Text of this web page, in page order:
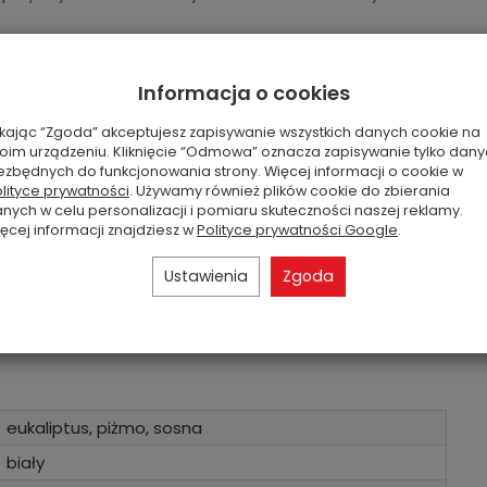
spalanie i wzmocnić zapach. Pozwól świecy
palenia, aby zapobiec tunelowaniu. Nie pal
wykorzystaj elegancki czarny szklany słoik
aby zapewnić czyste i równomierne
świecy w przeciągowych miejscach, aby
ciepło, niepalnej powierzchni, w zasięgu wzroku i
eukaliptus, piżmo, sosna
biały
Informacja o cookies
“Zgoda” akceptujesz zapisywanie wszystkich danych cookie na
urządzeniu. Kliknięcie “Odmowa” oznacza zapisywanie tylko
do funkcjonowania strony. Więcej informacji o cookie w
prywatności. Używamy również plików cookie do zbierania
w celu personalizacji i pomiaru skuteczności naszej reklamy.
informacji znajdziesz wPolityce prywatności Google.
Ustawienia Zgoda